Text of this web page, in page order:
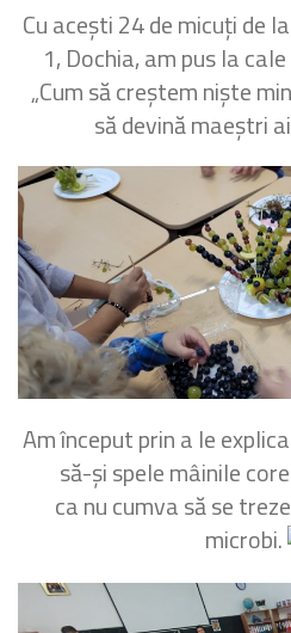
Cu acești 24 de micuți de
1, Dochia, am pus la
„Cum să creștem niște
să devină maeștri
Am început prin a le
să-și spele mâinile
ca nu cumva să se
microbi.